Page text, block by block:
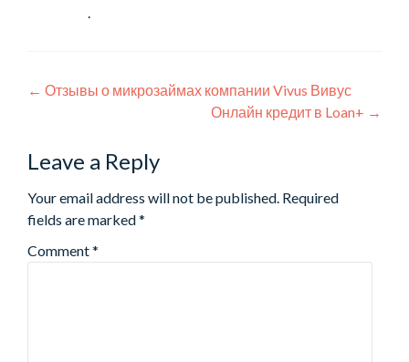
.
Post
← Отзывы о микрозаймах компании Vivus Вивус
Онлайн кредит в Loan+ →
Leave a Reply
Your email address will not be published. Required
fields are marked*
Comment*